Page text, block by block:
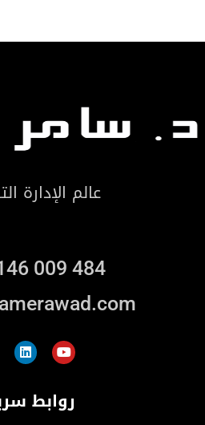
عالم الإدارة
009 484
روابط